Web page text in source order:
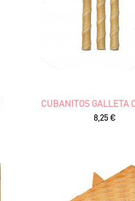
CUBANITOS GALLETA
Precio
8,25 €